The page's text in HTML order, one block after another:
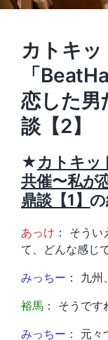
カトキッ
「
恋した男
談【2】
★カトキ
共催〜私が
鼎談【1】
あっけ ： そう
て、どんな感じ
みっちー ： 九
裕馬 ： そうで
みっちー ： 元